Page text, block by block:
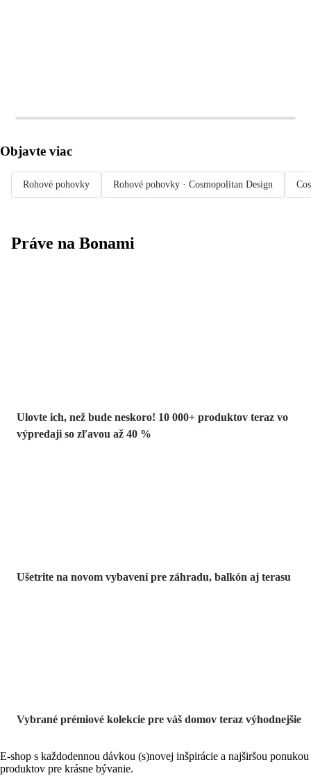
Objavte viac
Rohové pohovky Rohové pohovky · Cosmopolitan Design
Práve na Bonami
Ulovte ich, než bude neskoro! 10 000+ produktov teraz vo
výpredaji so zľavou až 40 %
Ušetrite na novom vybavení pre záhradu, balkón aj terasu
Vybrané prémiové kolekcie pre váš domov teraz výhodnejšie
E-shop s každodennou dávkou (s)novej inšpirácie a najširšou ponukou
produktov pre krásne bývanie.